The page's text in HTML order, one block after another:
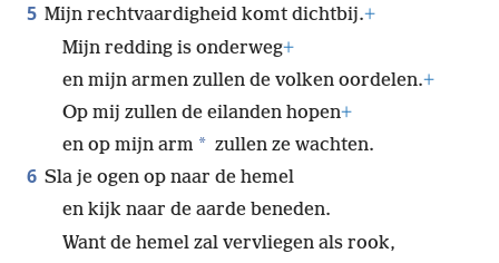
5 Mijn rechtvaardigheid komt dichtbij.+
Mijn redding is onderweg+
en mijn armen zullen de volken oordelen.+
Op mij zullen de eilanden hopen+
en op mijn arm * zullen ze wachten.
6 Sla je ogen op naar de hemel
en kijk naar de aarde beneden.
Want de hemel zal vervliegen als rook,